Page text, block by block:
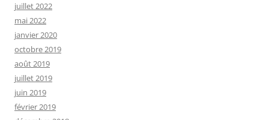
juillet 2022
mai 2022
janvier 2020
octobre 2019
août 2019
juillet 2019
juin 2019
février 2019